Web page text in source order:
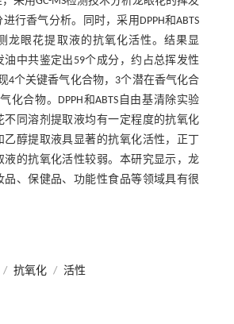
行香气分析。同时，采用DPPH和ABTS
龙眼花提取液的抗氧化活性。结果显
油中共鉴定出59个成分，约占总挥发性
4个关键香气化合物，3个潜在香气化合
化合物。DPPH和ABTS自由基清除实验
不同溶剂提取液均有一定程度的抗氧化
醇提取液具显著的抗氧化活性，正丁
液的抗氧化活性较弱。本研究显示，龙
品、保健品、功能性食品等领域具有很
/ 抗氧化 / 活性